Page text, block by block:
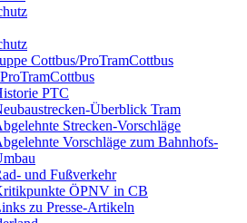
Cottbus/ProTramCottbus
PTC
Überblick Tram
Strecken-Vorschläge
Vorschläge zum Bahnhofs-
und Fußverkehr
ÖPNV in CB
zu Presse-Artikeln